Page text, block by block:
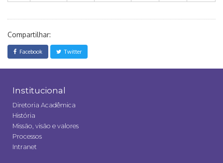
Compartilhar:
Facebook Twitter
Institucional
Diretoria Acadêmica
História
Missão, visão e valores
Processos
Intranet